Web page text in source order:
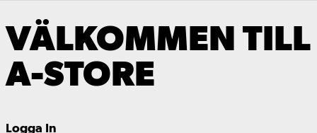
VÄLKOMMEN TILL
A-STORE
Logga In